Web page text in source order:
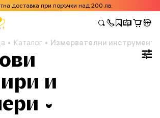
доставка при поръчки над 200 лв.
Каталог Измервателни инструменти
и